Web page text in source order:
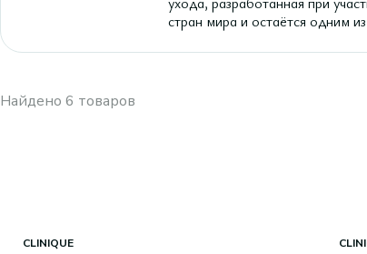
стран мира и остаётся одним
Найдено 6 товаров
CLINIQUE